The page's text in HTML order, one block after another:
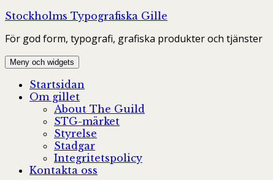
Hoppa
innehåll
Stockholms Typografiska Gille
För god form, typografi, grafiska produkter och tjänster
Meny och widgets
Startsidan
Om gillet
About The Guild
STG-märket
Styrelse
Stadgar
Integritetspolicy
Kontakta oss